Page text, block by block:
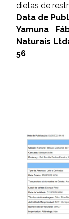
dietas de
Data de
Yamuna
Naturais
56